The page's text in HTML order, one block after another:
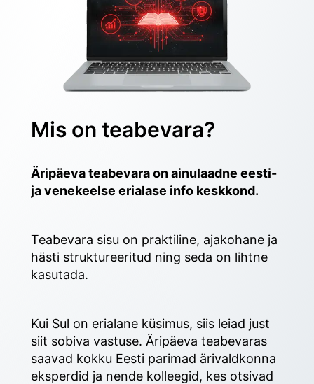
Mis on teabevara?
Äripäeva teabevara on ainulaadne eesti-
ja venekeelse erialase info keskkond.
Teabevara sisu on praktiline, ajakohane ja
hästi struktureeritud ning seda on lihtne
kasutada.
Kui Sul on erialane küsimus, siis leiad just
siit sobiva vastuse. Äripäeva teabevaras
saavad kokku Eesti parimad ärivaldkonna
eksperdid ja nende kolleegid, kes otsivad